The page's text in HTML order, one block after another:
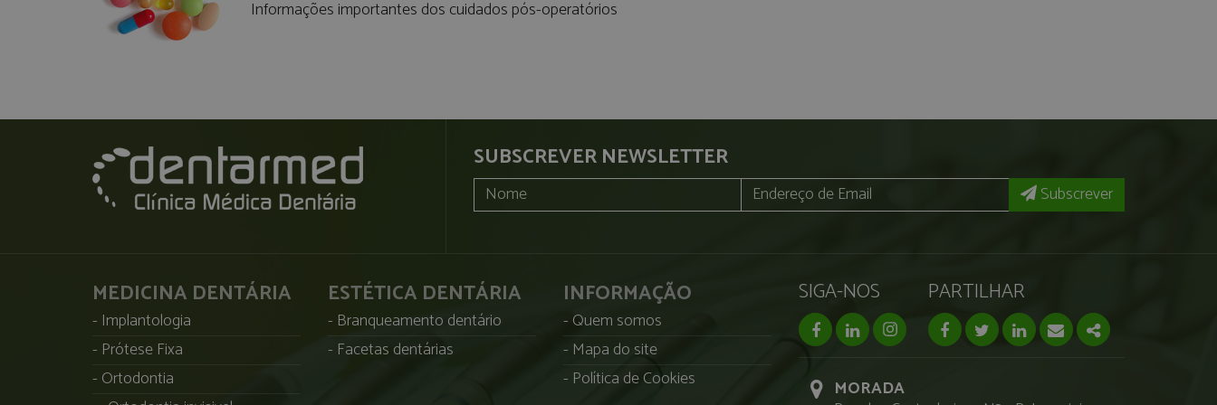
Informações importantes dos cuidados pós-operatórios
SUBSCREVER NEWSLETTER
Subscrever
MEDICINA DENTÁRIA
Implantologia
Prótese Fixa
Ortodontia
ESTÉTICA DENTÁRIA
Branqueamento dentário
Facetas dentárias
INFORMAÇÃO
Quem somos
Mapa do site
Política de Cookies
SIGA-NOS
facebook page
linkedin page
instagram page
PARTILHAR
Facebook
TwitterLinkedinEmail Share
MORADA